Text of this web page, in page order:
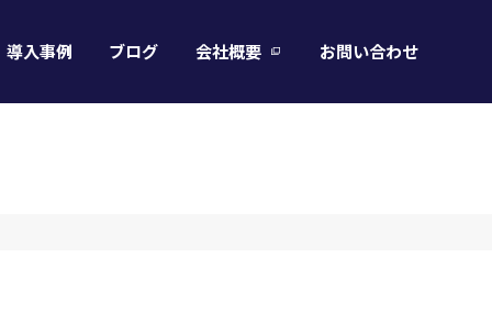
導入事例 ブログ 会社概要 お問い合わせ